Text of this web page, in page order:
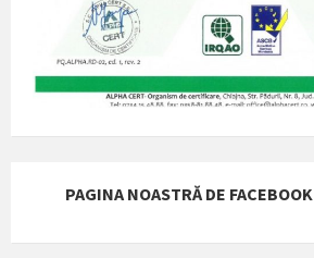
PAGINA NOASTRĂ DE FACEBOOK